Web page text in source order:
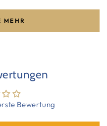
MEHR
Bewertung